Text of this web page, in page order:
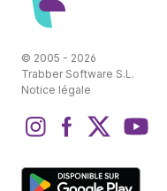
© 2005 - 2026
Trabber Software S.L.
Notice légale